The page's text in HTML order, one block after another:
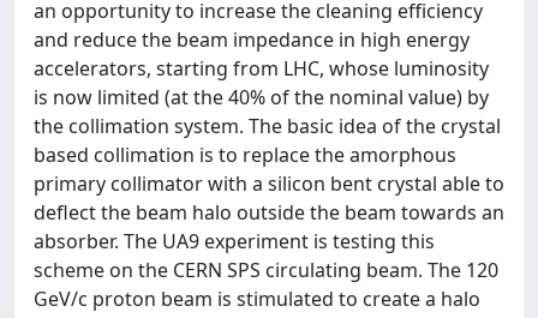
an opportunity to increase the cleaning efficiency
and reduce the beam impedance in high energy
accelerators, starting from LHC, whose luminosity
is now limited (at the 40% of the nominal value) by
the collimation system. The basic idea of the crystal
based collimation is to replace the amorphous
primary collimator with a silicon bent crystal able to
deflect the beam halo outside the beam towards an
absorber. The UA9 experiment is testing this
scheme on the CERN SPS circulating beam. The 120
GeV/c proton beam is stimulated to create a halo